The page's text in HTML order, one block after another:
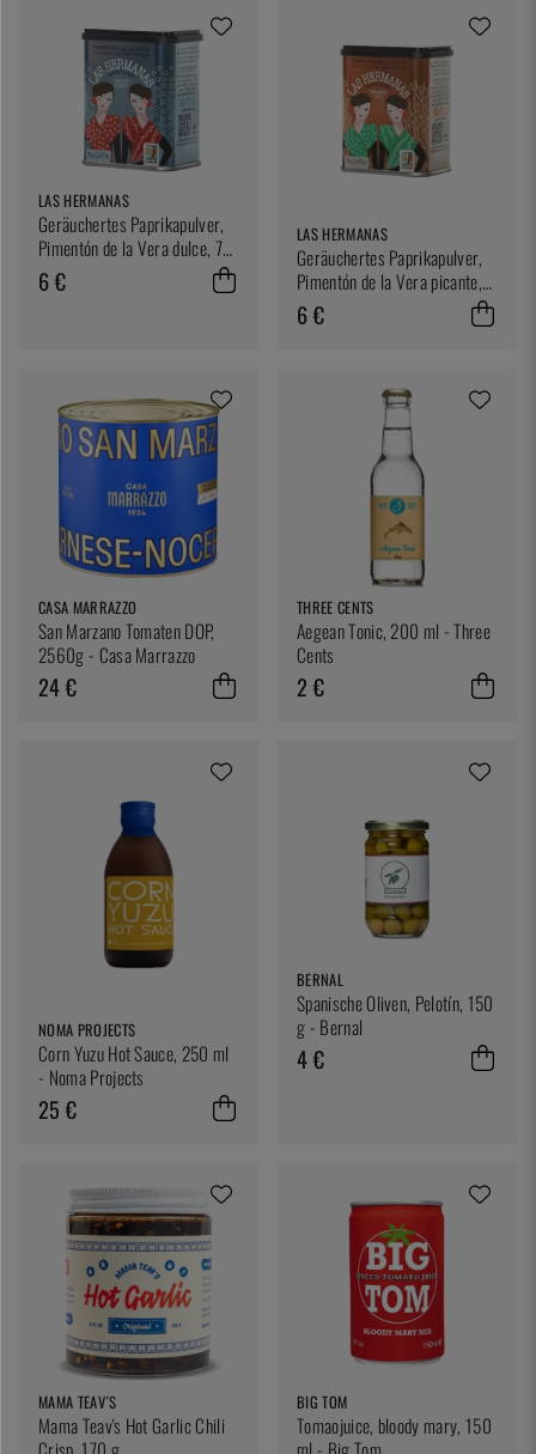
LAS HERMANAS
Geräuchertes Paprikapulver,
Pimentón de la Vera dulce, 70
Gramm - Las Hermanas
6 €
LAS HERMANAS
Geräuchertes Paprikapulver,
Pimentón de la Vera picante,
70 Gramm - Las Hermanas
6 €
CASA MARRAZZO
San Marzano Tomaten DOP,
2560g - Casa Marrazzo
24 €
THREE CENTS
Aegean Tonic, 200 ml - Three
Cents
2 €
NOMA PROJECTS
Corn Yuzu Hot Sauce, 250 ml
- Noma Projects
25 €
BERNAL
Spanische Oliven, Pelotín, 150
g - Bernal
4 €
MAMA TEAV´S
Mama Teav's Hot Garlic Chili
BIG TOM
Tomaojuice, bloody mary, 150